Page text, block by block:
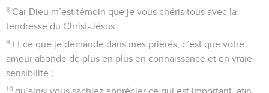
8 Car Dieu m’est témoin que je vous chéris tous avec la
tendresse du Christ-Jésus.
9 Et ce que je demande dans mes prières, c’est que votre
amour abonde de plus en plus en connaissance et en vraie
sensibilité ;
10 qu’ainsi vous sachiez apprécier ce qui est important, afin